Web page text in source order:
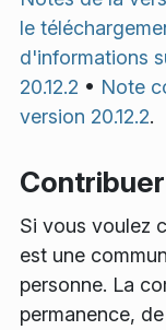
le
d'informations
20.12.2 • Note
version 20.12.2.
Contribuer
Si vous voulez
est une
personne. La
permanence,